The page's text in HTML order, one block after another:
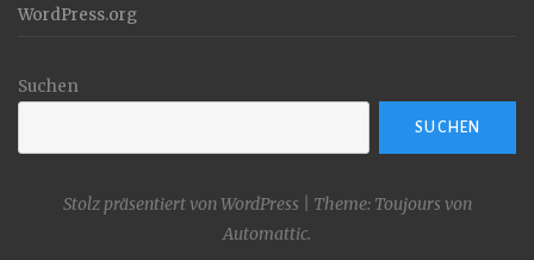
WordPress.org
Suchen
SUCHEN
Stolz präsentiert von WordPress
Theme: Toujours von
Automattic.